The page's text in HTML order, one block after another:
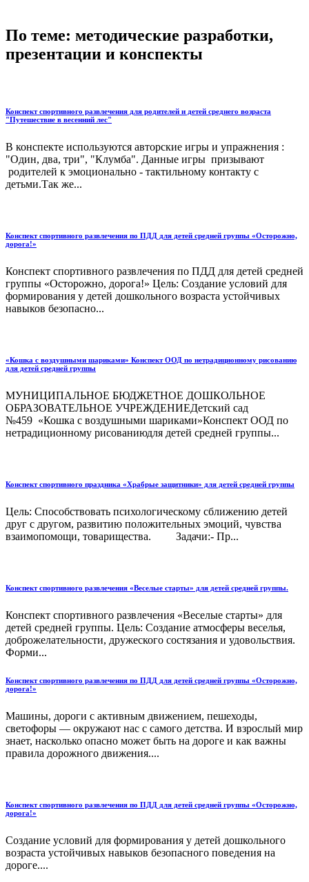
По теме: методические разработки,
презентации и конспекты
Конспект спортивного развлечения для родителей и детей среднего возраста
"Путешествие в весенний лес"
В конспекте используются авторские игры и упражнения :
"Один, два, три", "Клумба". Данные игры призывают
родителей к эмоционально - тактильному контакту с
детьми.Так же...
Конспект спортивного развлечения по ПДД для детей средней группы «Осторожно,
дорога!»
Конспект спортивного развлечения по ПДД для детей средней
группы «Осторожно, дорога!» Цель: Создание условий для
формирования у детей дошкольного возраста устойчивых
навыков безопасно...
«Кошка с воздушными шариками» Конспект ООД по нетрадиционному рисованию
для детей средней группы
МУНИЦИПАЛЬНОЕ БЮДЖЕТНОЕ ДОШКОЛЬНОЕ
ОБРАЗОВАТЕЛЬНОЕ УЧРЕЖДЕНИЕДетский сад
№459 «Кошка с воздушными шариками»Конспект ООД по
нетрадиционному рисованиюдля детей средней группы...
Конспект спортивного праздника «Храбрые защитники» для детей средней группы
Цель: Способствовать психологическому сближению детей
друг с другом, развитию положительных эмоций, чувства
взаимопомощи, товарищества. Задачи:- Пр...
Конспект спортивного развлечения «Веселые старты» для детей средней группы.
Конспект спортивного развлечения «Веселые старты» для
детей средней группы. Цель: Создание атмосферы веселья,
доброжелательности, дружеского состязания и удовольствия.
Форми...
Конспект спортивного развлечения по ПДД для детей средней группы «Осторожно,
дорога!»
Машины, дороги с активным движением, пешеходы,
светофоры — окружают нас с самого детства. И взрослый мир
знает, насколько опасно может быть на дороге и как важны
правила дорожного движения....
Конспект спортивного развлечения по ПДД для детей средней группы «Осторожно,
дорога!»
Создание условий для формирования у детей дошкольного
возраста устойчивых навыков безопасного поведения на
дороге....